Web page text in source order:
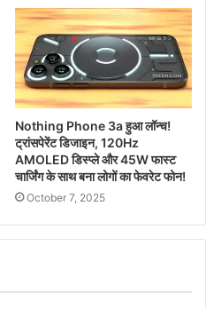
Nothing Phone 3a हुआ लॉन्च!
ट्रांसपेरेंट डिजाइन, 120Hz
AMOLED डिस्प्ले और 45W फास्ट
चार्जिंग के साथ बना लोगों का फेवरेट फोन!
October 7, 2025